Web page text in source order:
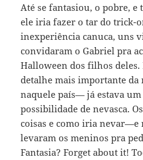
Até se fantasiou, o pobre, e
ele iria fazer o tar do trick-
inexperiência canuca, uns
convidaram o Gabriel pra
Halloween dos filhos deles.
detalhe mais importante da
naquele país— já estava
possibilidade de nevasca.
coisas e como iria
levaram os meninos pra
Fantasia? Forget about it!